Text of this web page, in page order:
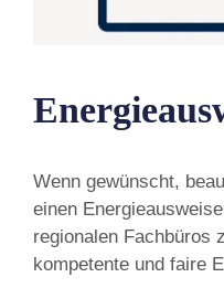
Wenn gewünscht,
einen
regionalen Fachbüros
kompetente und faire